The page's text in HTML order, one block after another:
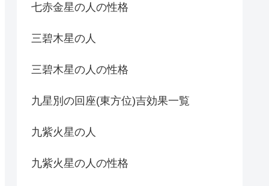
七赤金星の人の性格
三碧木星の人
三碧木星の人の性格
九星別の回座(東方位)吉効果一覧
九紫火星の人
九紫火星の人の性格